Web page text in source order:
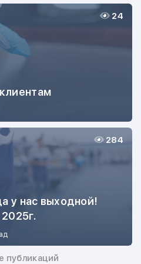
24
у нас выходной!
284
публикаций